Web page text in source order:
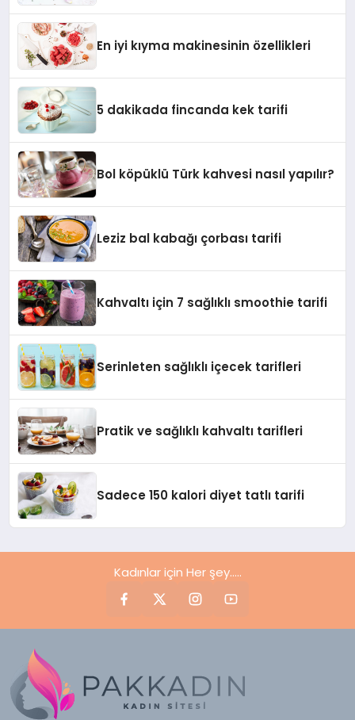
En iyi kıyma makinesinin özellikleri
5 dakikada fincanda kek tarifi
Bol köpüklü Türk kahvesi nasıl yapılır?
Leziz bal kabağı çorbası tarifi
Kahvaltı için 7 sağlıklı smoothie tarifi
Serinleten sağlıklı içecek tarifleri
Pratik ve sağlıklı kahvaltı tarifleri
Sadece 150 kalori diyet tatlı tarifi
Kadınlar için Her şey.....